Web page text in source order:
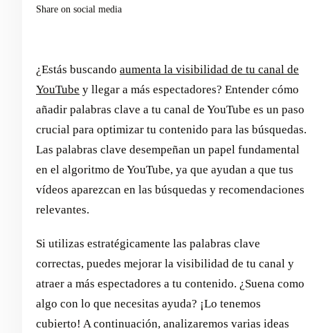
Share on social media
¿Estás buscando aumenta la visibilidad de tu canal de
YouTube y llegar a más espectadores? Entender cómo
añadir palabras clave a tu canal de YouTube es un paso
crucial para optimizar tu contenido para las búsquedas.
Las palabras clave desempeñan un papel fundamental
en el algoritmo de YouTube, ya que ayudan a que tus
vídeos aparezcan en las búsquedas y recomendaciones
relevantes.
Si utilizas estratégicamente las palabras clave
correctas, puedes mejorar la visibilidad de tu canal y
atraer a más espectadores a tu contenido. ¿Suena como
algo con lo que necesitas ayuda? ¡Lo tenemos
cubierto! A continuación, analizaremos varias ideas